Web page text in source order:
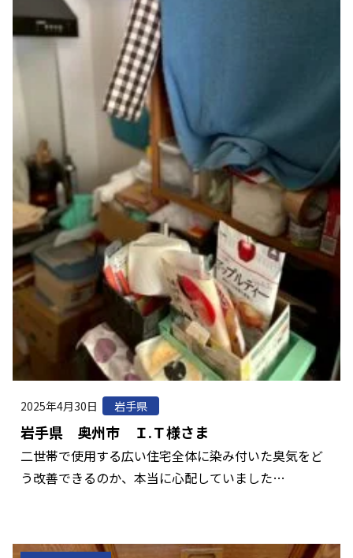
2025年4月30日 岩手県
岩手県 奥州市 Ｉ.Ｔ様さま
二世帯で使用する広い住宅全体に染み付いた臭気をど
う改善できるのか、本当に心配していました…